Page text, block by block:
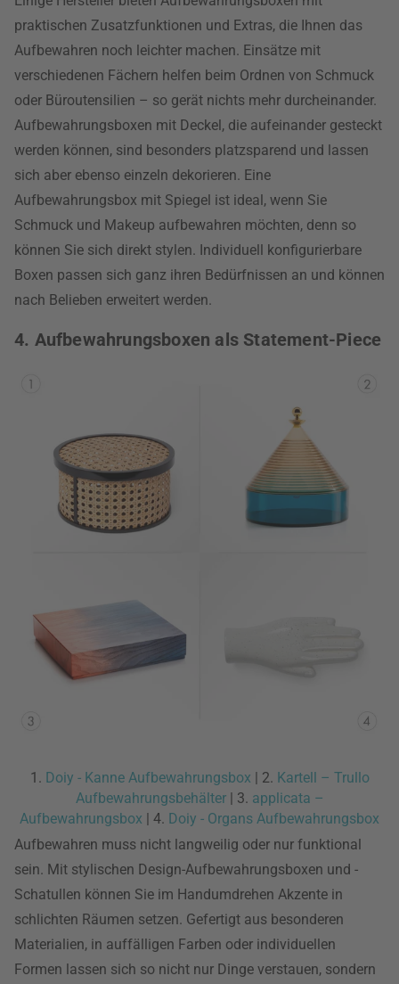
praktischen Zusatzfunktionen und Extras, die Ihnen das
Aufbewahren noch leichter machen. Einsätze mit
verschiedenen Fächern helfen beim Ordnen von Schmuck
oder Büroutensilien – so gerät nichts mehr durcheinander.
Aufbewahrungsboxen mit Deckel, die aufeinander gesteckt
werden können, sind besonders platzsparend und lassen
sich aber ebenso einzeln dekorieren. Eine
Aufbewahrungsbox mit Spiegel ist ideal, wenn Sie
Schmuck und Makeup aufbewahren möchten, denn so
können Sie sich direkt stylen. Individuell konfigurierbare
Boxen passen sich ganz ihren Bedürfnissen an und können
nach Belieben erweitert werden.
4. Aufbewahrungsboxen als Statement-Piece
1. Doiy - Kanne Aufbewahrungsbox | 2. Kartell – Trullo
Aufbewahrungsbehälter| 3. applicata –
Aufbewahrungsbox | 4. Doiy - Organs Aufbewahrungsbox
Aufbewahren muss nicht langweilig oder nur funktional
sein. Mit stylischen Design-Aufbewahrungsboxen und -
Schatullen können Sie im Handumdrehen Akzente in
schlichten Räumen setzen. Gefertigt aus besonderen
Materialien, in auffälligen Farben oder individuellen
Formen lassen sich so nicht nur Dinge verstauen, sondern